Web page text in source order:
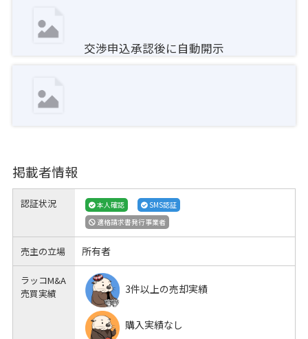
交渉申込承認後に自動開示
掲載者情報
認証状況 本人確認
SMS認証
適格請求書発行事業者
売主の立場 所有者
ラッコM&A
売買実績
3件以上の売却実績
購入実績なし